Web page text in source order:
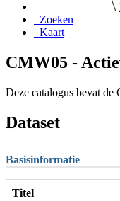
Zoeken
Kaart
CMW05 -
Deze catalogus bevat de
Dataset
Basisinformatie
Titel